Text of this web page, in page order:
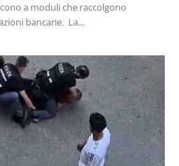
a moduli che raccolgono
credenziali personali e informazioni bancarie. La...